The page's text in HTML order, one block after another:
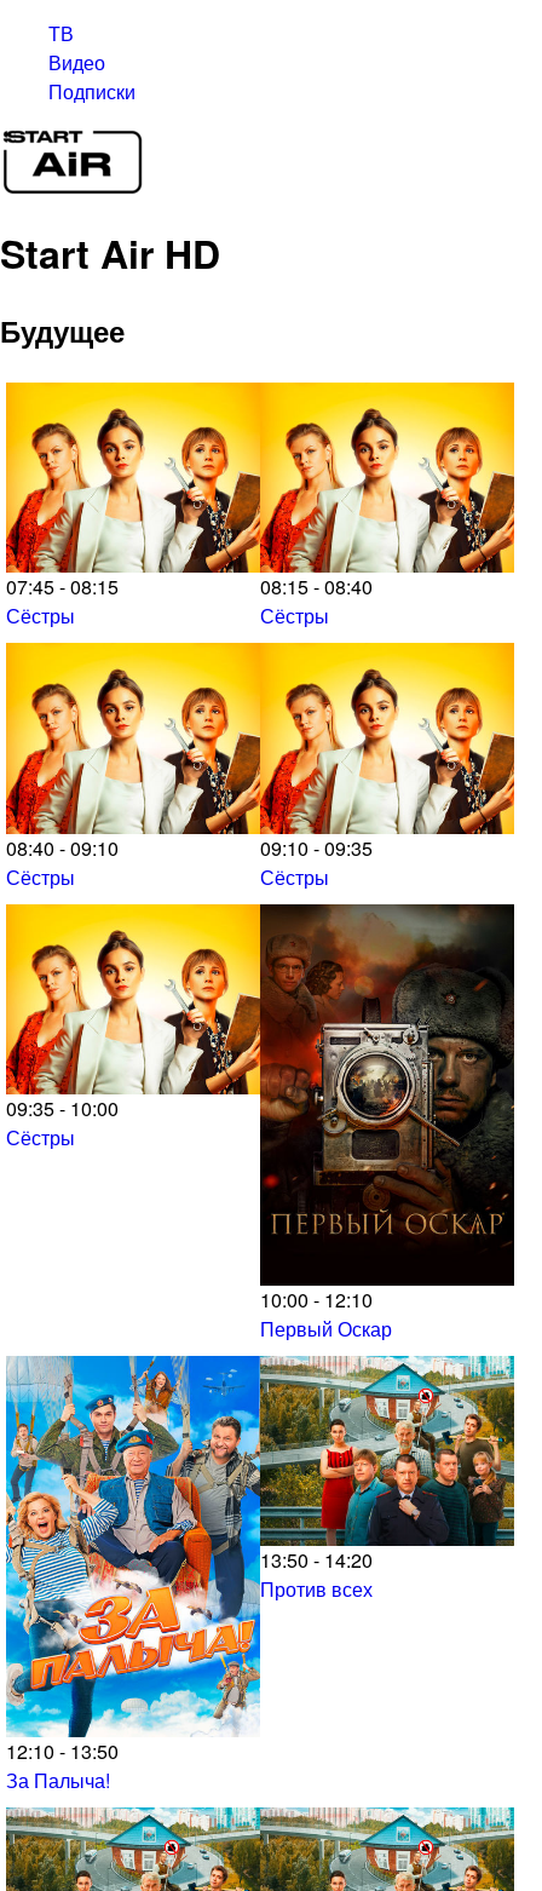
ТВ
Видео
Подписки
Start Air HD
Будущее
07:45 - 08:15
Сёстры
08:15 - 08:40
Сёстры
08:40 - 09:10
Сёстры
09:10 - 09:35
Сёстры
09:35 - 10:00
Сёстры
10:00 - 12:10
Первый Оскар
12:10 - 13:50
За Палыча!
13:50 - 14:20
Против всех